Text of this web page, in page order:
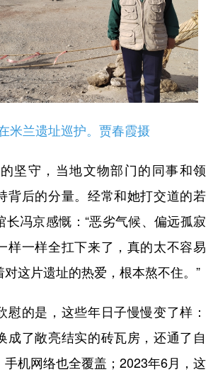
米兰遗址巡护。贾春霞摄
守，当地文物部门的同事和领
背后的分量。经常和她打交道的若
长冯京感慨：“恶劣气候、偏远孤寂
样一样全扛下来了，真的太不容易
这片遗址的热爱，根本熬不住。”
的是，这些年日子慢慢变了样：
成了敞亮结实的砖瓦房，还通了自
机网络也全覆盖；2023年6月，这